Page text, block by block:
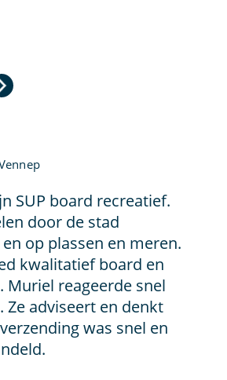
SUP board recreatief.
door de stad
op plassen en meren.
kwalitatief board en
Muriel reageerde snel
Ze adviseert en denkt
was snel en